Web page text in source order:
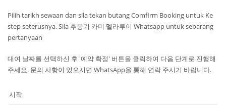
Pilih tarikh sewaan dan sila tekan butang Comfirm Booking untuk Ke
step seterusnya. Sila 후붕기 카미 멜라루이 Whatsapp untuk sebarang
pertanyaan
대여 날짜를 선택하신 후 '예약 확정' 버튼을 클릭하여 다음 단계로 진행해
주세요. 문의 사항이 있으시면 WhatsApp을 통해 연락 주시기 바랍니다.
시작